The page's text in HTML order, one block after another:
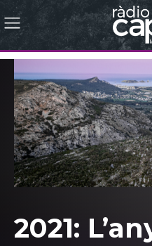
2021: